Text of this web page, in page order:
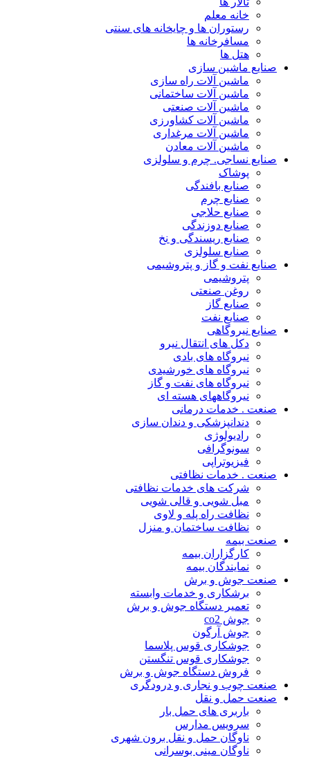
خانه معلم
رستوران ها و چایخانه های سنتی
مسافرخانه ها
هتل ها
صنایع ماشین سازی
ماشین آلات راه سازی
ماشین آلات ساختمانی
ماشین آلات صنعتی
ماشین آلات کشاورزی
ماشین آلات مرغداری
ماشین آلات معادن
صنایع نساجی. چرم و سلولزی
پوشاک
صنایع بافندگی
صنایع چرم
صنایع حلاجی
صنایع دوزندگی
صنایع ریسندگی و نخ
صنایع سلولزی
صنایع نفت و گاز و پتروشیمی
پتروشیمی
روغن صنعتی
صنایع گاز
صنایع نفت
صنایع نیروگاهی
دکل های انتقال نیرو
نیروگاه های بادی
نیروگاه های خورشیدی
نیروگاه های نفت و گاز
نیروگاههای هسته ای
صنعت . خدمات درمانی
دندانپزشکی و دندان سازی
رادیولوژی
سونوگرافی
فیزیوتراپی
صنعت . خدمات نظافتی
شرکت های خدمات نظافتی
مبل شویی و قالی شویی
نظافت راه پله و لاوی
نظافت ساختمان و منزل
صنعت بیمه
کارگزاران بیمه
نمایندگان بیمه
صنعت جوش و برش
برشکاری و خدمات وابسته
تعمیر دستگاه جوش و برش
جوش co2
جوش آرگون
جوشکاری قوس پلاسما
جوشکاری قوس تنگستن
فروش دستگاه جوش و برش
صنعت چوب و نجاری و درودگری
صنعت حمل و نقل
باربری های حمل بار
سرویس مدارس
ناوگان حمل و نقل برون شهری
ناوگان مینی بوسرانی